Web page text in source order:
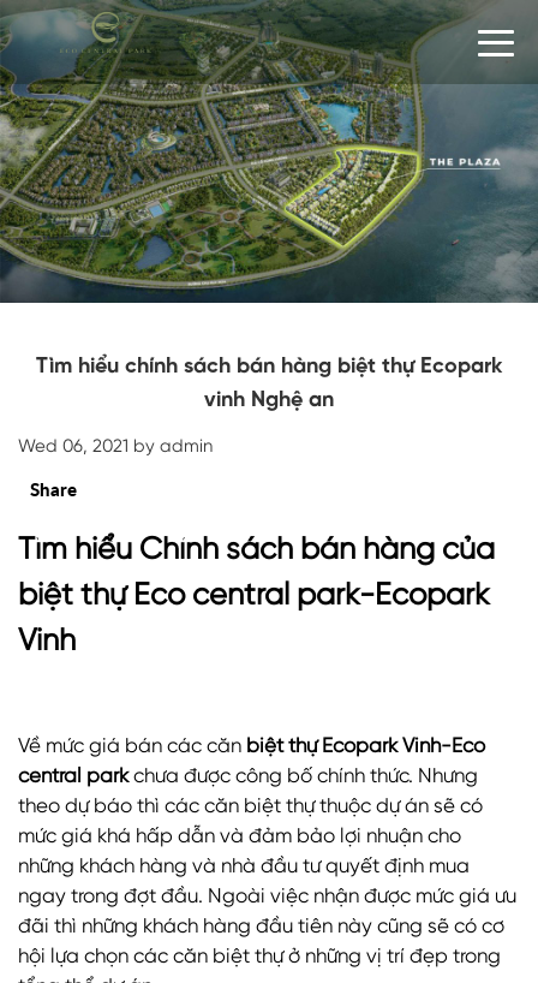
Tìm hiểu chính sách bán hàng biệt thự Ecopark
vinh Nghệ an
Wed 06, 2021 by admin
Share
Tìm hiểu Chính sách bán hàng của
biệt thự Eco central park-Ecopark
Vinh
Về mức giá bán các căn biệt thự Ecopark Vinh-Eco
central parkchưa được công bố chính thức. Nhưng
theo dự báo thì các căn biệt thự thuộc dự án sẽ có
mức giá khá hấp dẫn và đảm bảo lợi nhuận cho
những khách hàng và nhà đầu tư quyết định mua
ngay trong đợt đầu. Ngoài việc nhận được mức giá ưu
đãi thì những khách hàng đầu tiên này cũng sẽ có cơ
hội lựa chọn các căn biệt thự ở những vị trí đẹp trong